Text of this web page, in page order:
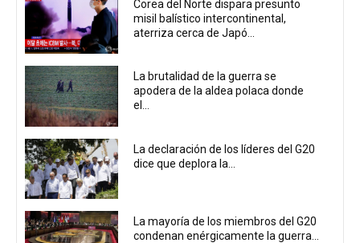
Corea del Norte dispara presunto
misil balístico intercontinental,
aterriza cerca de Japó...
La brutalidad de la guerra se
apodera de la aldea polaca donde
el...
La declaración de los líderes del G20
dice que deplora la...
La mayoría de los miembros del G20
condenan enérgicamente la guerra...